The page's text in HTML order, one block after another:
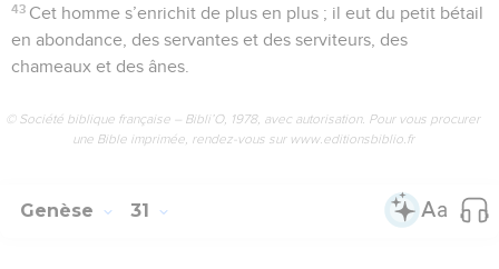
43 Cet homme s’enrichit de plus en plus ; il eut du petit bétail
en abondance, des servantes et des serviteurs, des
chameaux et des ânes.
© Société biblique française – Bibli’O, 1978, avec autorisation. Pour vous procurer
une Bible imprimée, rendez-vous sur www.editionsbiblio.fr
Genèse 31